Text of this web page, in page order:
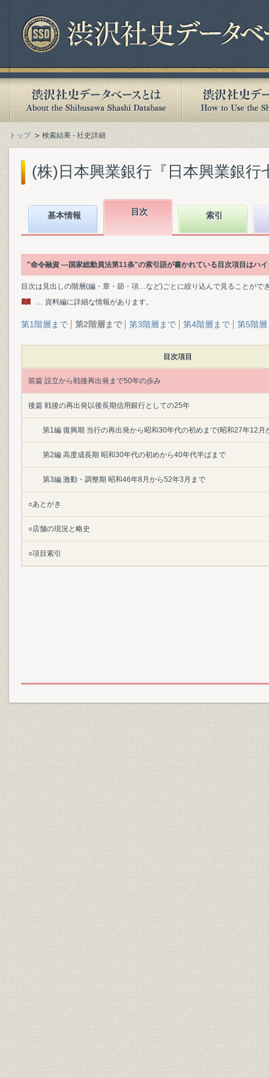
トップ 検索結果 - 社史詳細
(株)日本興業銀行『日本興業銀行
基本情報 目次 索引
"命令融資 ―国家総動員法第11条"の索引語が書かれている目次項目はハ
目次は見出しの階層(編・章・節・項…など)ごとに絞り込んで見ることがで
… 資料編に詳細な情報があります。
第1階層まで 第2階層まで 第3階層まで 第4階層まで 第5階層
目次項目
前篇 設立から戦後再出発まで50年の歩み
後篇 戦後の再出発以後長期信用銀行としての25年
第1編 復興期 当行の再出発から昭和30年代の初めまで(昭和27年12月
第2編 高度成長期 昭和30年代の初めから40年代半ばまで
第3編 激動・調整期 昭和46年8月から52年3月まで
○あとがき
○店舗の現況と略史
○項目索引